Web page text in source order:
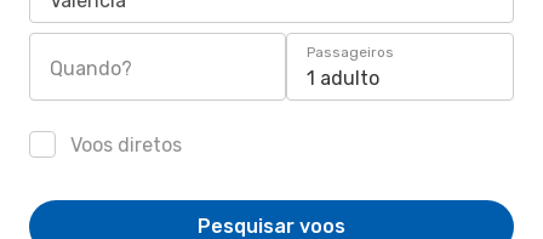
Quando?
Passageiros
1 adulto
Voos diretos
Pesquisar voos